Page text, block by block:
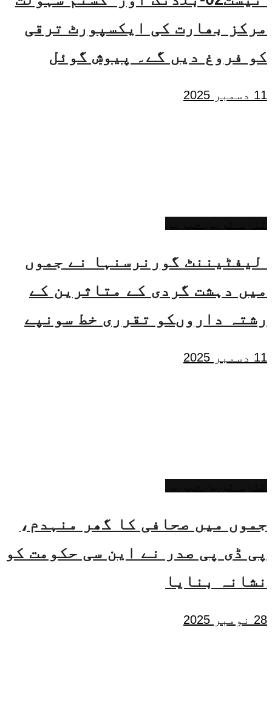
مرکز بھارت کی ایکسپورٹ ترقی
کو فروغ دیں گے۔ پیوش گوئل
11 دسمبر 2025
لیفٹیننٹ گورنرسنہا نے جموں
میں دہشت گردی کے متاثرین کے
رشتہ داروںکو تقرری خط سونپے
11 دسمبر 2025
جموں میں صحافی کا گھر منہدم،
پی ڈی پی صدر نے این سی حکومت کو
نشانہ بنایا
28 نومبر 2025